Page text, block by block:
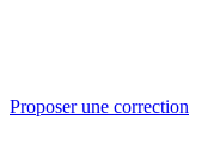
Proposer une correction